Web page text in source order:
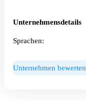
Unternehmensdetails
Sprachen:
Unternehmen bewerten